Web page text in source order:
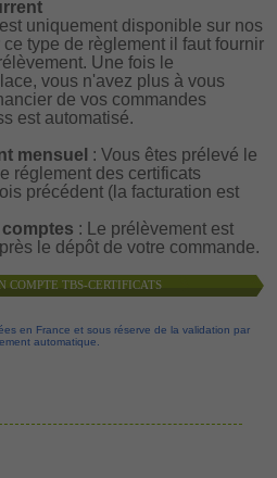
uniquement disponible sur nos
type de règlement il faut fournir
Une fois le
vous n'avez plus à vous
de vos commandes
est automatisé.
mensuel : Vous êtes prélevé le
réglement des certificats
précédent (la facturation est
: Le prélèvement est
le dépôt de votre commande.
COMPTE TBS-CERTIFICATS
en France et sous réserve de la validation par
automatique.